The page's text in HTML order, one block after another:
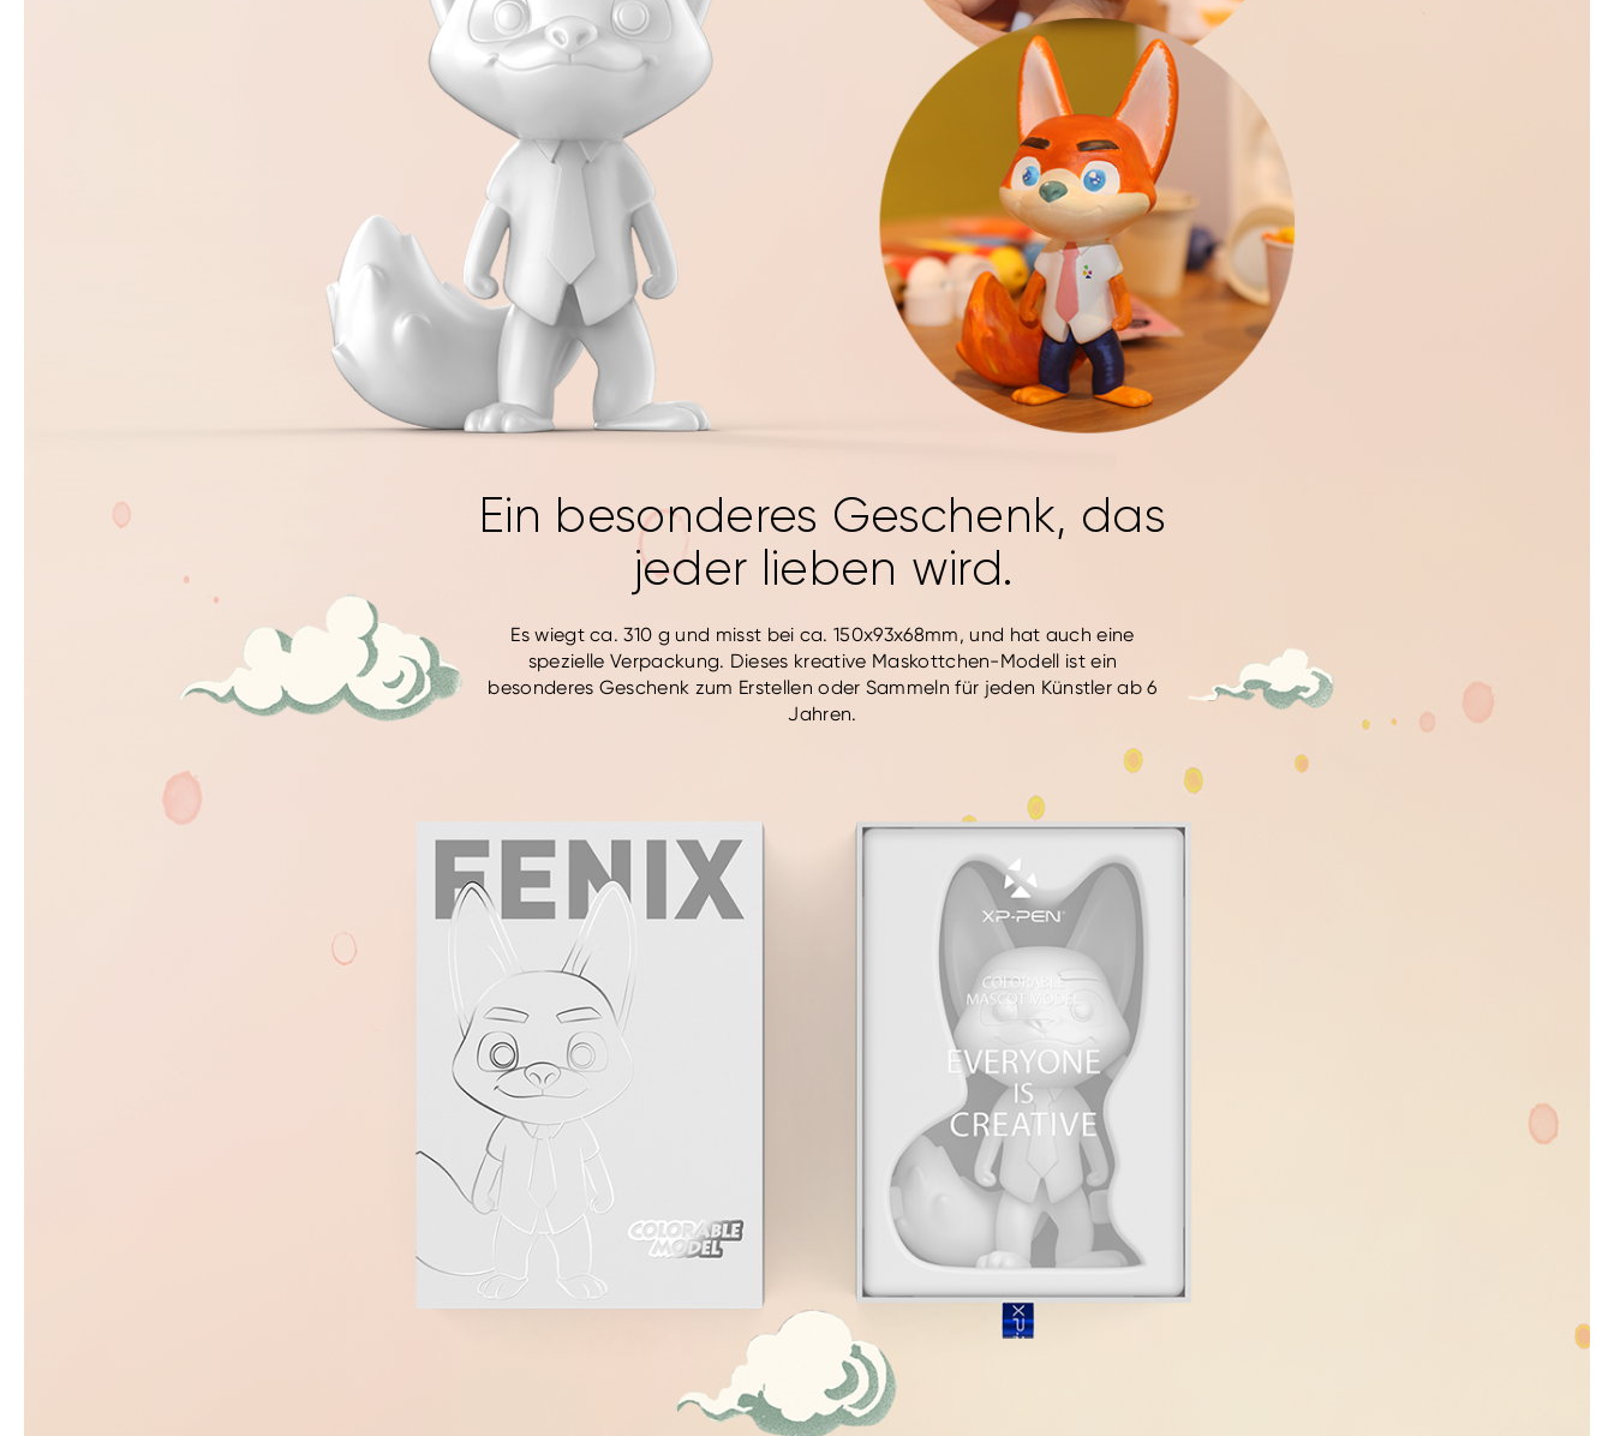
Ein besonderes Geschenk, das
jeder lieben wird.
Es wiegt ca. 310 g und misst bei ca. 150x93x68mm, und hat auch eine
spezielle Verpackung. Dieses kreative Maskottchen-Modell ist ein
besonderes Geschenk zum Erstellen oder Sammeln für jeden Künstler ab 6
Jahren.